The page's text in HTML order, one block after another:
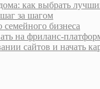
как выбрать
за шагом
бизнеса
на фриланс-
сайтов и начать